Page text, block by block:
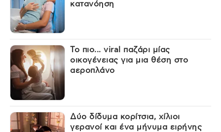
κατανόηση
Το πιο... viral παζάρι μίας
οικογένειας για μια θέση στο
αεροπλάνο
Δύο δίδυμα κορίτσια, χίλιοι
γερανοί και ένα μήνυμα ειρήνης